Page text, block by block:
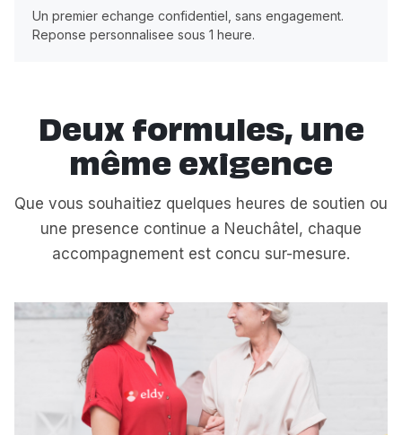
Un premier echange confidentiel, sans engagement.
Reponse personnalisee sous 1 heure.
Deux formules, une
même exigence
Que vous souhaitiez quelques heures de soutien ou
une presence continue a Neuchâtel, chaque
accompagnement est concu sur-mesure.